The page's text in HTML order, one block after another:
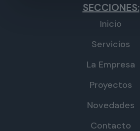
SECCIONES:
Inicio
Servicios
La Empresa
Proyectos
Novedades
Contacto